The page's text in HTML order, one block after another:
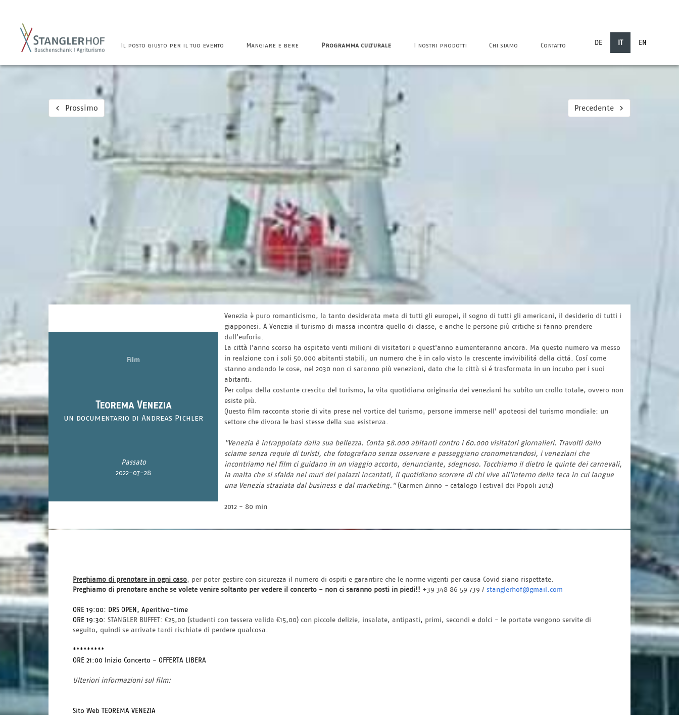
Il posto giusto per il tuo evento Mangiare e bere Programma culturale I nostri prodotti Chi siamo Contatto DE IT EN
Prossimo Precedente
Film
Teorema Venezia
un documentario di Andreas Pichler
Passato
2022-07-28
Venezia è puro romanticismo, la tanto desiderata meta di tutti gli europei, il sogno di tutti gli americani, il desiderio di tutti i
giapponesi. A Venezia il turismo di massa incontra quello di classe, e anche le persone più critiche si fanno prendere
dall'euforia.
La città l'anno scorso ha ospitato venti milioni di visitatori e quest'anno aumenteranno ancora. Ma questo numero va messo
in realzione con i soli 50.000 abitanti stabili, un numero che è in calo visto la crescente invivibilitá della cittá. Cosí come
stanno andando le cose, nel 2030 non ci saranno più veneziani, dato che la città si é trasformata in un incubo per i suoi
abitanti.
Per colpa della costante crescita del turismo, la vita quotidiana originaria dei veneziani ha subíto un crollo totale, ovvero non
esiste più.
Questo film racconta storie di vita prese nel vortice del turismo, persone immerse nell' apoteosi del turismo mondiale: un
settore che divora le basi stesse della sua esistenza.
"Venezia è intrappolata dalla sua bellezza. Conta 58.000 abitanti contro i 60.000 visitatori giornalieri. Travolti dallo
sciame senza requie di turisti, che fotografano senza osservare e passeggiano cronometrandosi, i veneziani che
incontriamo nel film ci guidano in un viaggio accorto, denunciante, sdegnoso. Tocchiamo il dietro le quinte dei carnevali,
la malta che si sfalda nei muri dei palazzi incantati, il quotidiano scorrere di chi vive all'interno della teca in cui langue
una Venezia straziata dal business e dal marketing."(Carmen Zinno - catalogo Festival dei Popoli 2012)
2012 - 80 min
Preghiamo di prenotare in ogni caso, per poter gestire con sicurezza il numero di ospiti e garantire che le norme vigenti per causa Covid siano rispettate.
Preghiamo di prenotare anche se volete venire soltanto per vedere il concerto - non ci saranno posti in piedi!! +39 348 86 59 739 / stanglerhof@gmail.com
ORE 19:00: DRS OPEN, Aperitivo-time
ORE 19:30: STANGLER BUFFET: €25,00 (studenti con tessera valida €15,00) con piccole delizie, insalate, antipasti, primi, secondi e dolci - le portate vengono servite di
seguito, quindi se arrivate tardi rischiate di perdere qualcosa.
*********
ORE 21:00 Inizio Concerto - OFFERTA LIBERA
Ulteriori informazioni sul film:
Sito Web TEOREMA VENEZIA